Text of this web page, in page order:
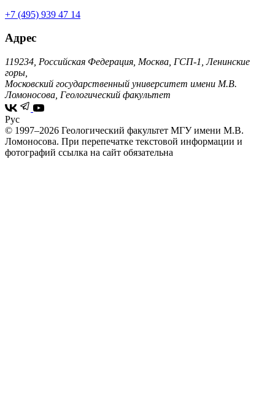
+7 (495) 939 47 14
Адрес
119234, Российская Федерация, Москва, ГСП-1, Ленинские
горы,
Московский государственный университет имени М.В.
Ломоносова, Геологический факультет
Рус
© 1997–2026 Геологический факультет МГУ имени М.В.
Ломоносова. При перепечатке текстовой информации и
фотографий ссылка на сайт обязательна